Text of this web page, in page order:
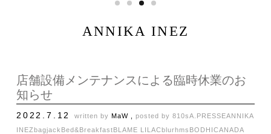
ANNIKA INEZ
店舗設備メンテナンスによる臨時休業のお
知らせ
2022.7.12 written by MaW , posted by 810sA.PRESSEANNIKA
INEZbagjack Bed&BreakfastBLAME LILACblurhms BODHICANADA